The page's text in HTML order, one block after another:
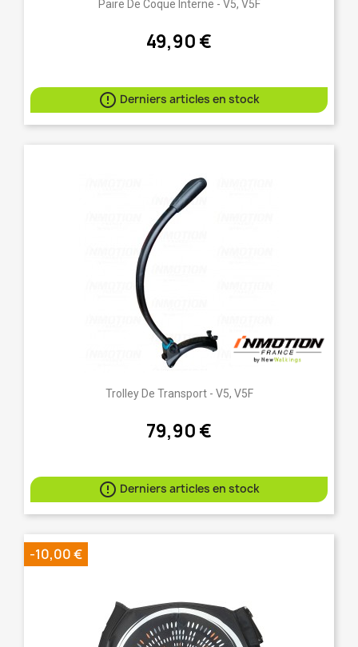
Paire De Coque Interne - V5, V5F
49,90 €
 Derniers articles en stock
Trolley De Transport - V5, V5F
79,90 €
 Derniers articles en stock
-10,00 €